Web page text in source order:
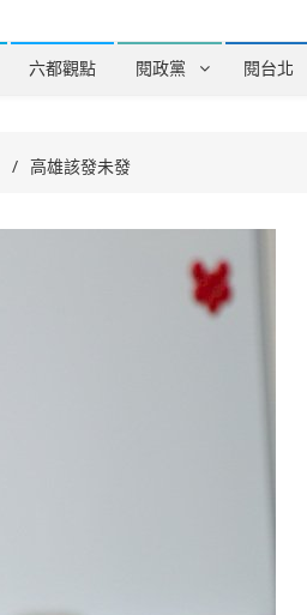
六都觀點 閱政黨 閱台北
高雄該發未發